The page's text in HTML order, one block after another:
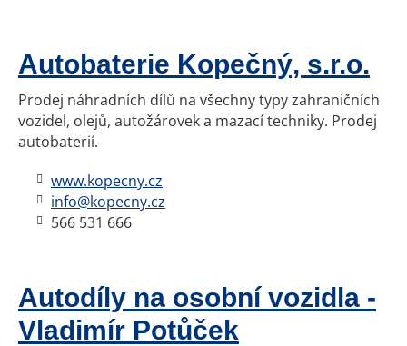
Autobaterie Kopečný, s.r.o.
Prodej náhradních dílů na všechny typy zahraničních
vozidel, olejů, autožárovek a mazací techniky. Prodej
autobaterií.
www.kopecny.cz
info@kopecny.cz
566 531 666
Autodíly na osobní vozidla -
Vladimír Potůček